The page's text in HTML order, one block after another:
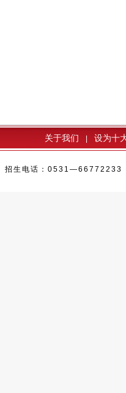
关于我们 设为十
招生电话：